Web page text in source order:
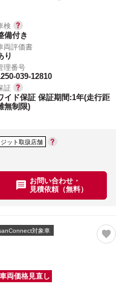
検
備付き
両評価書
り
理番号
039-12810
証
イド保証 保証期間:1年(走行距
無制限)
ット取扱店舗
お問い合わせ・
見積依頼（無料）
対象車
車両価格見直し